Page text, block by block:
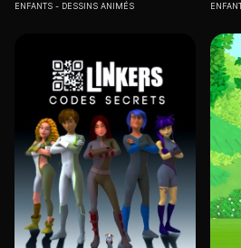
ENFANTS DESSINS ANIMÉS